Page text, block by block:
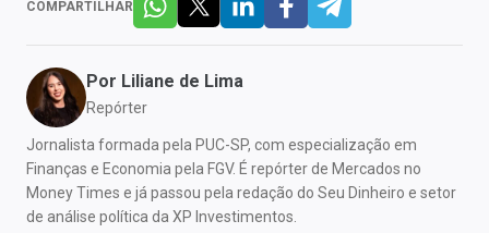
COMPARTILHAR
Por Liliane de Lima
Repórter
Jornalista formada pela PUC-SP, com especialização em
Finanças e Economia pela FGV. É repórter de Mercados no
Money Times e já passou pela redação do Seu Dinheiro e setor
de análise política da XP Investimentos.